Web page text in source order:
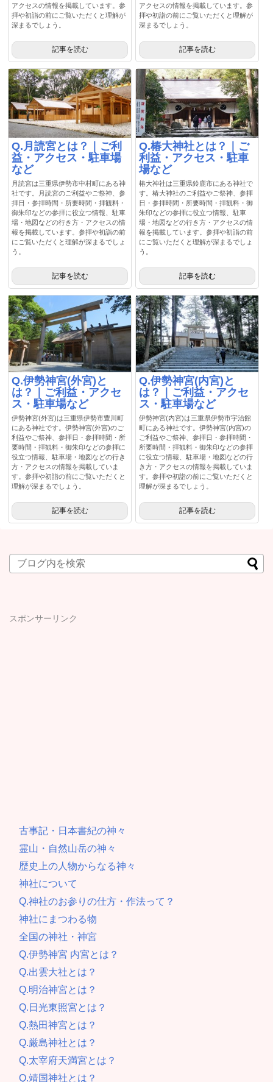
アクセスの情報を掲載しています。参
拝や初詣の前にご覧いただくと理解が
深まるでしょう。
記事を読む
アクセスの情報を掲載しています。参
拝や初詣の前にご覧いただくと理解が
深まるでしょう。
記事を読む
Q.月読宮とは？｜ご利
益・アクセス・駐車場
など
月読宮は三重県伊勢市中村町にある神
社です。月読宮のご利益やご祭神、参
拝日・参拝時間・所要時間・拝観料・
御朱印などの参拝に役立つ情報、駐車
場・地図などの行き方・アクセスの情
報を掲載しています。参拝や初詣の前
にご覧いただくと理解が深まるでしょ
う。
記事を読む
Q.椿大神社とは？｜ご
利益・アクセス・駐車
場など
椿大神社は三重県鈴鹿市にある神社で
す。椿大神社のご利益やご祭神、参拝
日・参拝時間・所要時間・拝観料・御
朱印などの参拝に役立つ情報、駐車
場・地図などの行き方・アクセスの情
報を掲載しています。参拝や初詣の前
にご覧いただくと理解が深まるでしょ
う。
記事を読む
Q.伊勢神宮(外宮)と
は？｜ご利益・アクセ
ス・駐車場など
伊勢神宮(外宮)は三重県伊勢市豊川町
にある神社です。伊勢神宮(外宮)のご
利益やご祭神、参拝日・参拝時間・所
要時間・拝観料・御朱印などの参拝に
役立つ情報、駐車場・地図などの行き
方・アクセスの情報を掲載していま
す。参拝や初詣の前にご覧いただくと
理解が深まるでしょう。
記事を読む
Q.伊勢神宮(内宮)と
は？｜ご利益・アクセ
ス・駐車場など
伊勢神宮(内宮)は三重県伊勢市宇治館
町にある神社です。伊勢神宮(内宮)の
ご利益やご祭神、参拝日・参拝時間・
所要時間・拝観料・御朱印などの参拝
に役立つ情報、駐車場・地図などの行
き方・アクセスの情報を掲載していま
す。参拝や初詣の前にご覧いただくと
理解が深まるでしょう。
記事を読む
スポンサーリンク
古事記・日本書紀の神々
霊山・自然山岳の神々
歴史上の人物からなる神々
神社について
Q.神社のお参りの仕方・作法って？
神社にまつわる物
全国の神社・神宮
Q.伊勢神宮 内宮とは？
Q.出雲大社とは？
Q.明治神宮とは？
Q.日光東照宮とは？
Q.熱田神宮とは？
Q.厳島神社とは？
Q.太宰府天満宮とは？
Q.靖国神社とは？